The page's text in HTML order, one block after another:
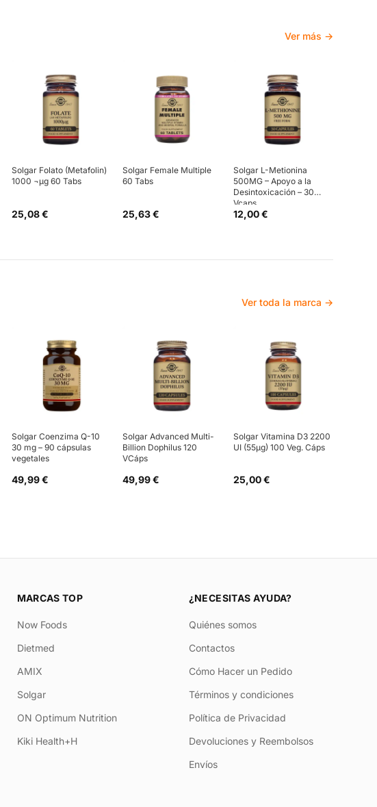
Ver más →
Solgar Folato (Metafolin)
1000 ¬µg 60 Tabs
25,08 €
Solgar Female Multiple
60 Tabs
25,63 €
Solgar L-Metionina
500MG – Apoyo a la
Desintoxicación – 30
Vcaps
12,00 €
Ver toda la marca →
Solgar Coenzima Q-10
30 mg – 90 cápsulas
vegetales
49,99 €
Solgar Advanced Multi-
Billion Dophilus 120
VCáps
49,99 €
Solgar Vitamina D3 2200
UI (55µg) 100 Veg. Cáps
25,00 €
MARCAS TOP
Now Foods
Dietmed
AMIX
Solgar
ON Optimum Nutrition
Kiki Health+H
¿NECESITAS AYUDA?
Quiénes somos
Contactos
Cómo Hacer un Pedido
Términos y condiciones
Política de Privacidad
Devoluciones y Reembolsos
Envíos